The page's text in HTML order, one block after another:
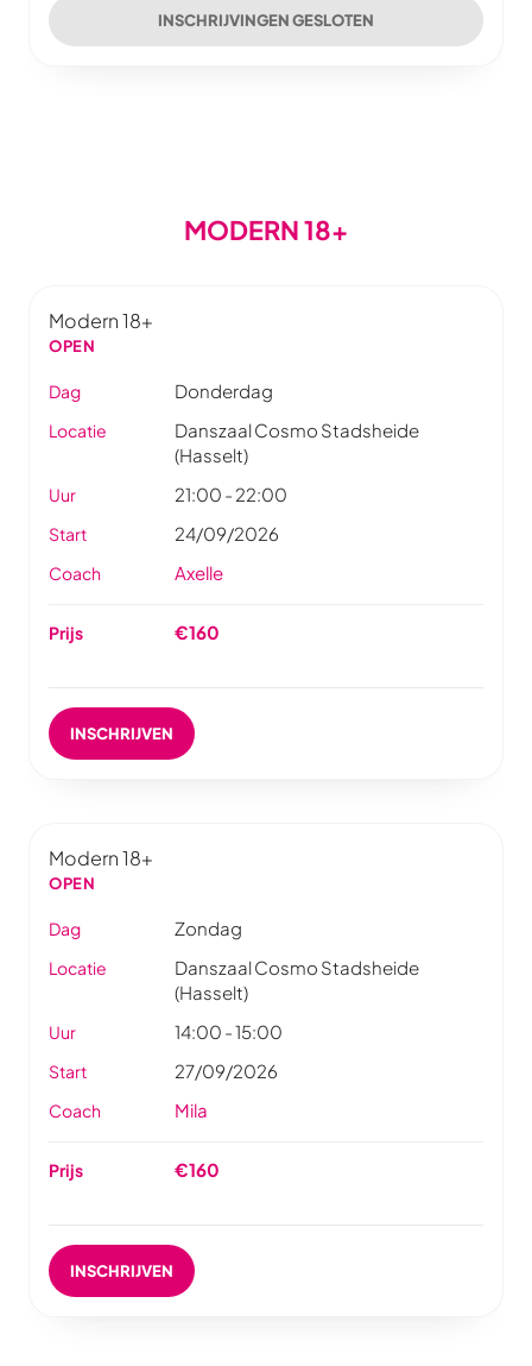
INSCHRIJVINGEN GESLOTEN
MODERN 18+
Modern 18+
OPEN
Dag Donderdag
Locatie
Danszaal Cosmo Stadsheide
(Hasselt)
Uur 21:00 - 22:00
Start 24/09/2026
Coach Axelle
Prijs €160
INSCHRIJVEN
Modern 18+
OPEN
Dag Zondag
Locatie
Danszaal Cosmo Stadsheide
(Hasselt)
Uur 14:00 - 15:00
Start 27/09/2026
Coach Mila
Prijs €160
INSCHRIJVEN